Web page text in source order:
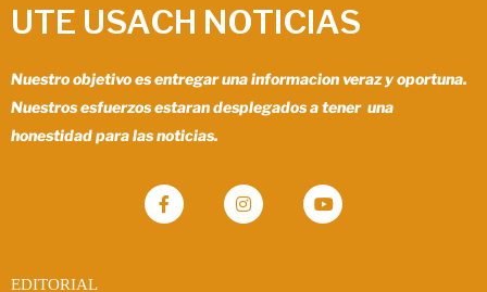
UTE USACH NOTICIAS
Nuestro objetivo es entregar una informacion veraz y oportuna.
Nuestros esfuerzos estaran desplegados a tener una
honestidad para las noticias.
EDITORIAL